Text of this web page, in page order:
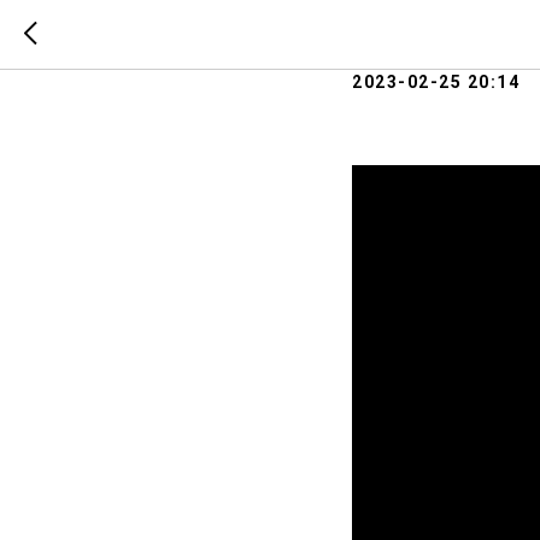
День
2023-02-25 20:14